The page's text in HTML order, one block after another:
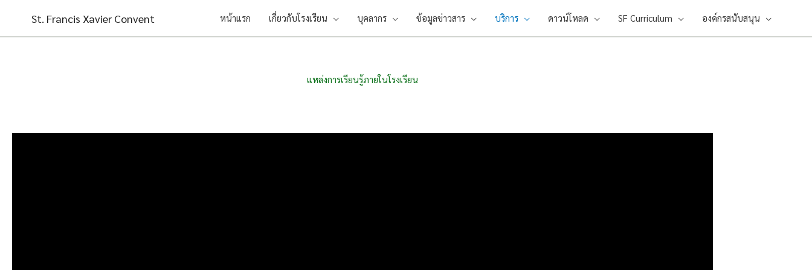
content
St. Francis Xavier Convent หน้าแรก เกี่ยวกับโรงเรียน บุคลากร ข้อมูลข่าวสาร บริการ ดาวน์โหลด SF Curriculum องค์กรสนับสนุน
แหล่งการเรียนรู้ภายในโรงเรียน